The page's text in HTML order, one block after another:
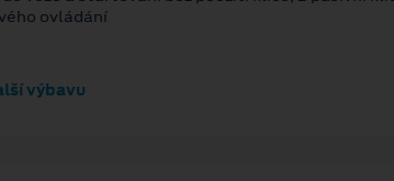
ovládání
výbavu